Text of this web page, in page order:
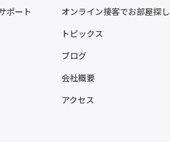
ポート
オンライン接客でお部屋探し
トピックス
ブログ
会社概要
アクセス